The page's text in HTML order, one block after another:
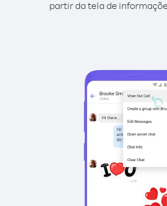
partir da tela de